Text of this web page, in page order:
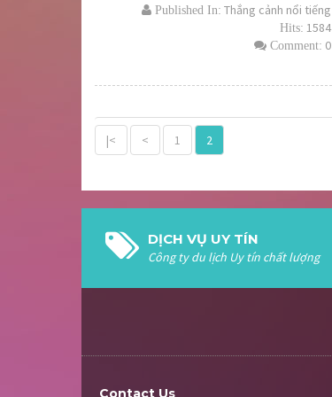
Published In: Thắng cảnh nổi tiếng
Hits: 1584
Comment: 0
|< < 1 2
DỊCH VỤ UY TÍN
Công ty du lịch Uy tín chất lượng
Contact Us